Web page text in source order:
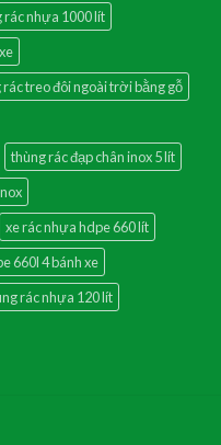
rác nhựa 1000 lít
rác treo đôi ngoài trời bằng gỗ
thùng rác đạp chân inox 5 lít
xe rác nhựa hdpe 660 lít
660l 4 bánh xe
rác nhựa 120 lít